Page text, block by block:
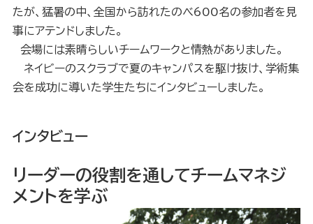
たが、猛暑の中、全国から訪れたのべ600名の参加者を見
事にアテンドしました。
会場には素晴らしいチームワークと情熱がありました。
ネイビーのスクラブで夏のキャンパスを駆け抜け、学術集
会を成功に導いた学生たちにインタビューしました。
インタビュー
リーダーの役割を通してチームマネジ
メントを学ぶ